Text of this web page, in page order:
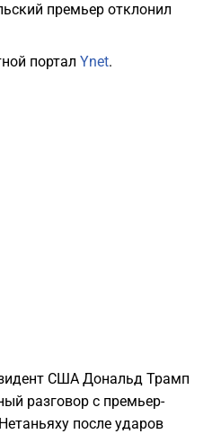
премьер отклонил
портал Ynet.
США Дональд Трамп
разговор с премьер-
после ударов